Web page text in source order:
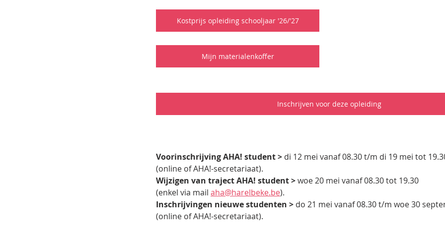
Kostprijs opleiding schooljaar '26/'27
Mijn materialenkoffer
Inschrijven voor deze opleiding
Voorinschrijving AHA! student > di 12 mei vanaf 08.30 t/m di 19 mei tot
(online of AHA!-secretariaat).
Wijzigen van traject AHA! student > woe 20 mei vanaf 08.30 tot 19.30
(enkel via mail aha@harelbeke.be).
Inschrijvingen nieuwe studenten > do 21 mei vanaf 08.30 t/m woe 30
(online of AHA!-secretariaat).